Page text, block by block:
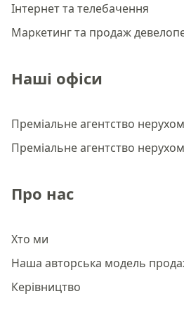
Інтернет та телебачення
Маркетинг та продаж
Наші офіси
Преміальне агентство
Преміальне агентство
Про нас
Хто ми
Наша авторська модель
Керівництво